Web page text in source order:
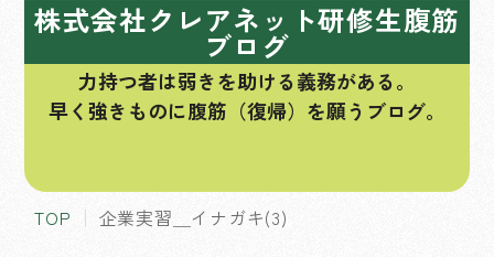
株式会社クレアネット研修生腹筋
ブログ
力持つ者は弱きを助ける義務がある。
早く強きものに腹筋（復帰）を願うブログ。
TOP 企業実習＿イナガキ(3)